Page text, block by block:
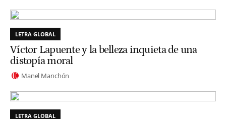
LETRA GLOBAL
Víctor Lapuente y la belleza inquieta de una
distopía moral
Manel Manchón
LETRA GLOBAL